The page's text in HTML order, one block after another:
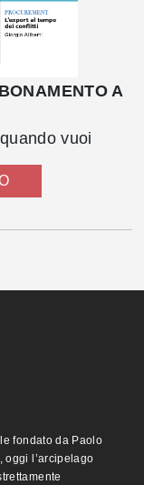
A
vuoi
fondato da Paolo
oggi l’arcipelago